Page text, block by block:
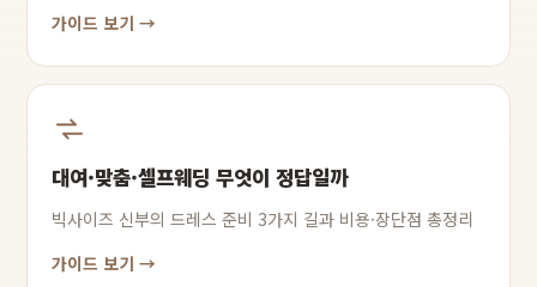
가이드 보기 →
대여·맞춤·셀프웨딩 무엇이 정답일까
빅사이즈 신부의 드레스 준비 3가지 길과 비용·장단점 총정리
가이드 보기 →